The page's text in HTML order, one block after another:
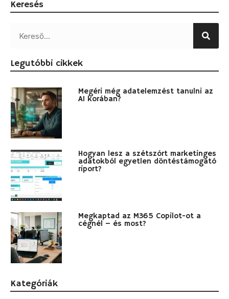
Keresés
Legutóbbi cikkek
Megéri még adatelemzést tanulni az
AI korában?
Hogyan lesz a szétszórt marketinges
adatokból egyetlen döntéstámogató
riport?
Megkaptad az M365 Copilot-ot a
cégnél – és most?
Kategóriák